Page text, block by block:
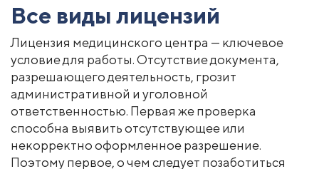
Все виды лицензий
Лицензия медицинского центра — ключевое
условие для работы. Отсутствие документа,
разрешающего деятельность, грозит
административной и уголовной
ответственностью. Первая же проверка
способна выявить отсутствующее или
некорректно оформленное разрешение.
Поэтому первое, о чем следует позаботиться